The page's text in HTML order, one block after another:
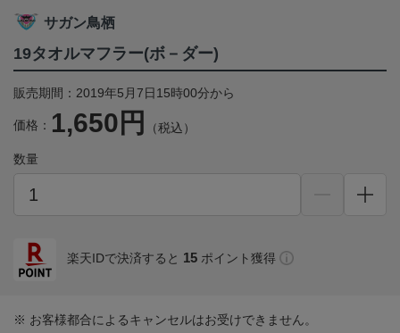
サガン鳥栖
19タオルマフラー(ボ－ダー)
販売期間：2019年5月7日15時00分から
価格： 1,650円 （税込）
数量
楽天IDで決済すると 15 ポイント獲得
※ お客様都合によるキャンセルはお受けできません。